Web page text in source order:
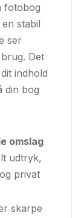
fotobog
stabil
ser
Det
indhold
din bog
omslag
udtryk,
privat
skarpe